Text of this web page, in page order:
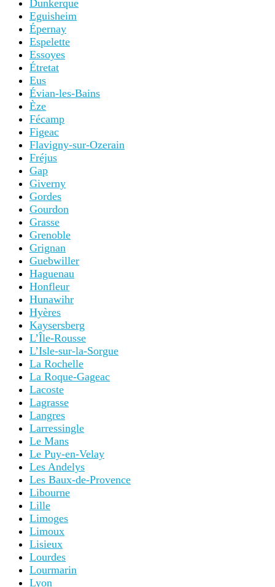
Dunkerque
Eguisheim
Épernay
Espelette
Essoyes
Étretat
Eus
Évian-les-Bains
Èze
Fécamp
Figeac
Flavigny-sur-Ozerain
Fréjus
Gap
Giverny
Gordes
Gourdon
Grasse
Grenoble
Grignan
Guebwiller
Haguenau
Honfleur
Hunawihr
Hyères
Kaysersberg
L’Île-Rousse
L’Isle-sur-la-Sorgue
La Rochelle
La Roque-Gageac
Lacoste
Lagrasse
Langres
Larressingle
Le Mans
Le Puy-en-Velay
Les Andelys
Les Baux-de-Provence
Libourne
Lille
Limoges
Limoux
Lisieux
Lourdes
Lourmarin
Lyon